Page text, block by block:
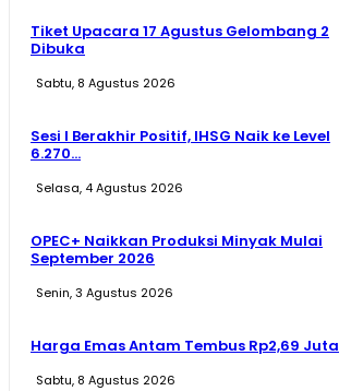
Tiket Upacara 17 Agustus Gelombang 2
Dibuka
Sabtu, 8 Agustus 2026
Sesi I Berakhir Positif, IHSG Naik ke Level
6.270...
Selasa, 4 Agustus 2026
OPEC+ Naikkan Produksi Minyak Mulai
September 2026
Senin, 3 Agustus 2026
Harga Emas Antam Tembus Rp2,69 Juta
Sabtu, 8 Agustus 2026